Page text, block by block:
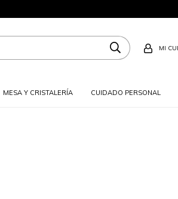
MESA Y CRISTALERÍA CUIDADO PERSONAL